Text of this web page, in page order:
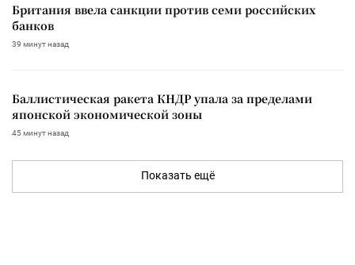
Британия ввела санкции против семи российских
банков
39 минут назад
Баллистическая ракета КНДР упала за пределами
японской экономической зоны
45 минут назад
Показать ещё